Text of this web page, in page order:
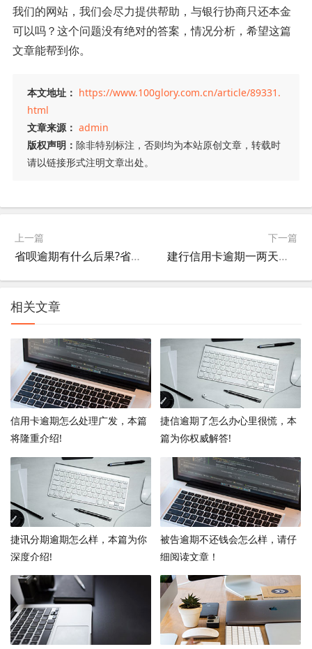
我们的网站，我们会尽力提供帮助，与银行协商只还本金
可以吗？这个问题没有绝对的答案，情况分析，希望这篇
文章能帮到你。
本文地址： https://www.100glory.com.cn/article/89331.
html
文章来源： admin
版权声明： 除非特别标注，否则均为本站原创文章，转载时
请以链接形式注明文章出处。
上一篇
省呗逾期有什么后果?省呗上征信吗?，很关键!
下一篇
建行信用卡逾期一两天四天可以消除吗，一起看看专业解读!
相关文章
信用卡逾期怎么处理广发，本篇
将隆重介绍!
捷信逾期了怎么办心里很慌，本
篇为你权威解答!
捷讯分期逾期怎么样，本篇为你
深度介绍!
被告逾期不还钱会怎么样，请仔
细阅读文章！